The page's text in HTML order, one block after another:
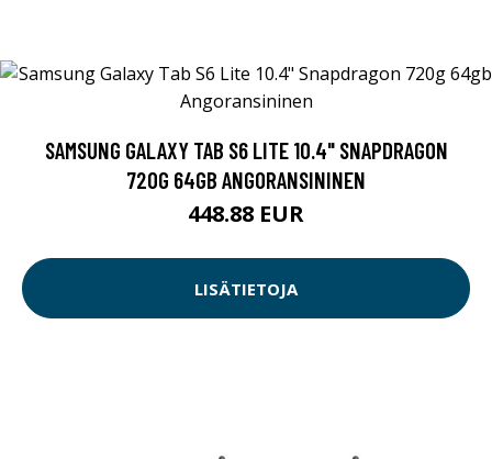
SAMSUNG GALAXY TAB S6 LITE 10.4" SNAPDRAGON
720G 64GB ANGORANSININEN
448.88 EUR
LISÄTIETOJA